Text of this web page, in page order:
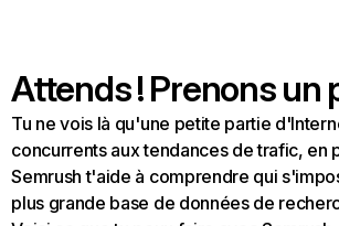
Attends ! Prenons un
Tu ne vois là qu'une petite partie
concurrents aux tendances de trafic, en
Semrush t'aide à comprendre qui
plus grande base de données de